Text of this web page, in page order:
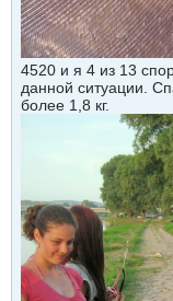
4520 и я 4 из 13
данной ситуации.
более 1,8 кг.